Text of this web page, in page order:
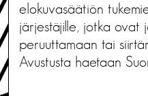
elokuvasäätiön
järjestäjille, jotka ovat
peruuttamaan tai
Avustusta haetaan